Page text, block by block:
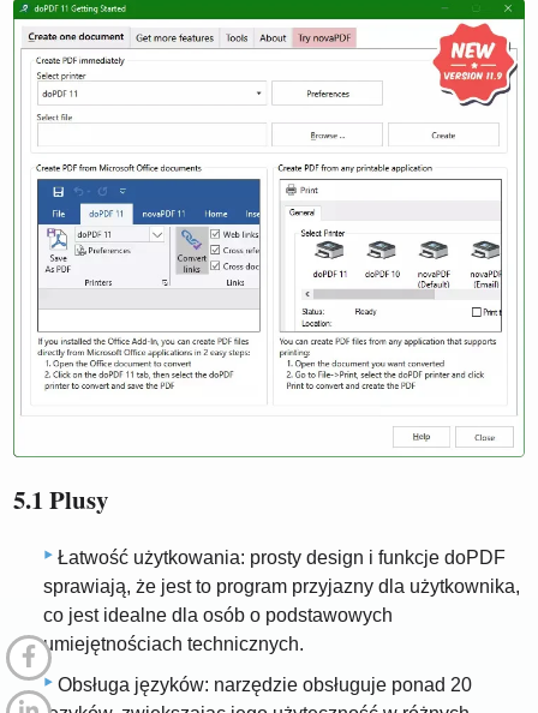
5.1 Plusy
Łatwość użytkowania: prosty design i funkcje doPDF
sprawiają, że jest to program przyjazny dla użytkownika,
co jest idealne dla osób o podstawowych
umiejętnościach technicznych.
Obsługa języków: narzędzie obsługuje ponad 20